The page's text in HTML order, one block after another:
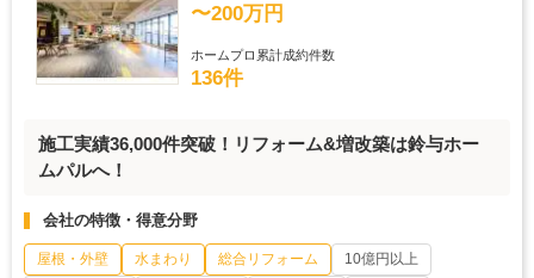
〜200万円
ホームプロ累計成約件数
136件
施工実績36,000件突破！リフォーム&増改築は鈴与ホー
ムパルへ！
会社の特徴・得意分野
屋根・外壁 水まわり 総合リフォーム
10億円以上